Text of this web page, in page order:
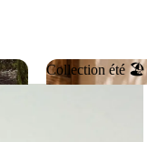
Collection été 🏖️